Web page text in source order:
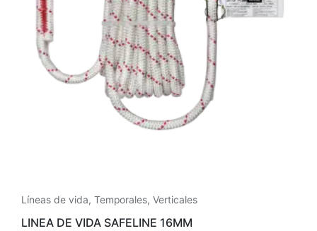
Líneas de vida, Temporales, Verticales
LINEA DE VIDA SAFELINE 16MM